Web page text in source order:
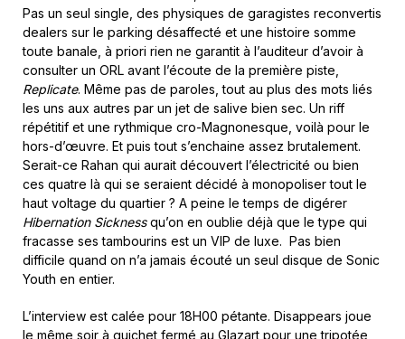
Pas un seul single, des physiques de garagistes reconvertis
dealers sur le parking désaffecté et une histoire somme
toute banale, à priori rien ne garantit à l’auditeur d’avoir à
consulter un ORL avant l’écoute de la première piste,
Replicate. Même pas de paroles, tout au plus des mots liés
les uns aux autres par un jet de salive bien sec. Un riff
répétitif et une rythmique cro-Magnonesque, voilà pour le
hors-d’œuvre. Et puis tout s’enchaine assez brutalement.
Serait-ce Rahan qui aurait découvert l’électricité ou bien
ces quatre là qui se seraient décidé à monopoliser tout le
haut voltage du quartier ? A peine le temps de digérer
Hibernation Sicknessqu’on en oublie déjà que le type qui
fracasse ses tambourins est un VIP de luxe. Pas bien
difficile quand on n’a jamais écouté un seul disque de Sonic
Youth en entier.
L’interview est calée pour 18H00 pétante. Disappears joue
le même soir à guichet fermé au Glazart pour une tripotée